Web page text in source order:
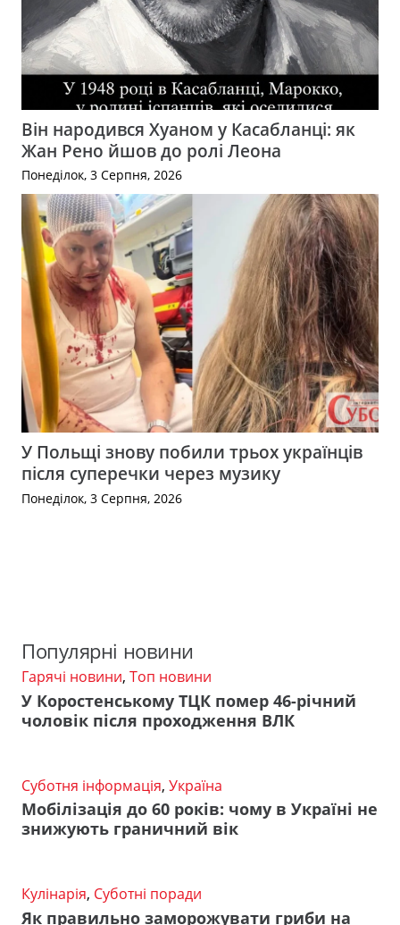
Він народився Хуаном у Касабланці: як
Жан Рено йшов до ролі Леона
Понеділок, 3 Серпня, 2026
У Польщі знову побили трьох українців
після суперечки через музику
Понеділок, 3 Серпня, 2026
Популярні новини
Гарячі новини, Топ новини
У Коростенському ТЦК помер 46-річний
чоловік після проходження ВЛК
Суботня інформація, Україна
Мобілізація до 60 років: чому в Україні не
знижують граничний вік
Кулінарія, Суботні поради
Як правильно заморожувати гриби на